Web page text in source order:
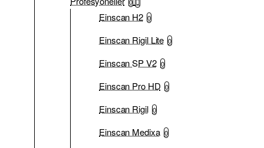
Einscan H2 0
Einscan Rigil Lite 0
Einscan SP V2 0
Einscan Pro HD 0
Einscan Rigil 0
Einscan Medixa 0